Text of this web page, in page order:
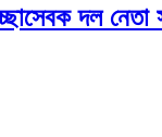
দল নেতা